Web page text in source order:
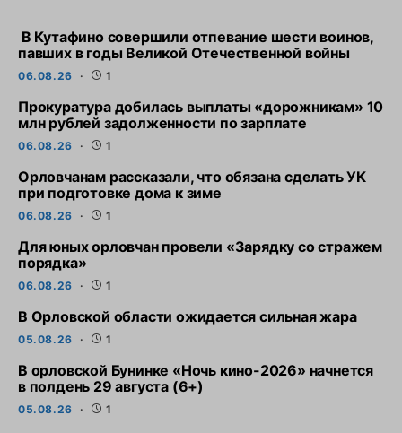
В Кутафино совершили отпевание шести воинов,
павших в годы Великой Отечественной войны
06.08.26 1
Прокуратура добилась выплаты «дорожникам» 10
млн рублей задолженности по зарплате
06.08.26 1
Орловчанам рассказали, что обязана сделать УК
при подготовке дома к зиме
06.08.26 1
Для юных орловчан провели «Зарядку со стражем
порядка»
06.08.26 1
В Орловской области ожидается сильная жара
05.08.26 1
В орловской Бунинке «Ночь кино-2026» начнется
в полдень 29 августа (6+)
05.08.26 1